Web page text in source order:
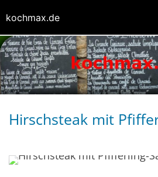
Hirschsteak mit
kochmax.de